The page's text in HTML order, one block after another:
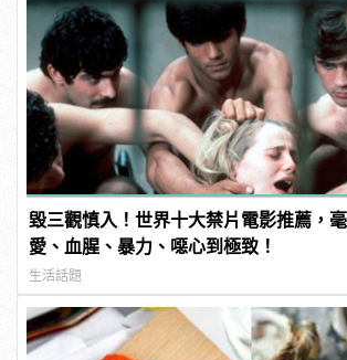
毀三觀慎入！世界十大禁片電影推薦，
愛、血腥、暴力、噁心到極致！
生活話題